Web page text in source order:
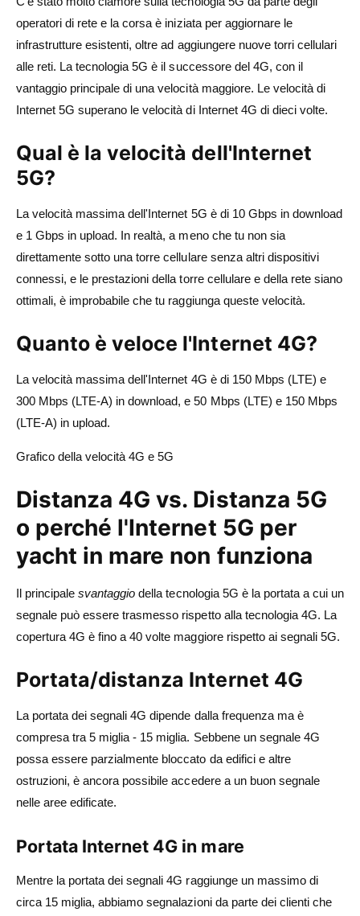
operatori di rete e la corsa è iniziata per aggiornare le
infrastrutture esistenti, oltre ad aggiungere nuove torri cellulari
alle reti. La tecnologia 5G è il successore del 4G, con il
vantaggio principale di una velocità maggiore. Le velocità di
Internet 5G superano le velocità di Internet 4G di dieci volte.
Qual è la velocità dell'Internet
5G?
La velocità massima dell'Internet 5G è di 10 Gbps in download
e 1 Gbps in upload. In realtà, a meno che tu non sia
direttamente sotto una torre cellulare senza altri dispositivi
connessi, e le prestazioni della torre cellulare e della rete siano
ottimali, è improbabile che tu raggiunga queste velocità.
Quanto è veloce l'Internet 4G?
La velocità massima dell'Internet 4G è di 150 Mbps (LTE) e
300 Mbps (LTE-A) in download, e 50 Mbps (LTE) e 150 Mbps
(LTE-A) in upload.
Grafico della velocità 4G e 5G
Distanza 4G vs. Distanza 5G
o perché l'Internet 5G per
yacht in mare non funziona
Il principalesvantaggio della tecnologia 5G è la portata a cui un
segnale può essere trasmesso rispetto alla tecnologia 4G. La
copertura 4G è fino a 40 volte maggiore rispetto ai segnali 5G.
Portata/distanza Internet 4G
La portata dei segnali 4G dipende dalla frequenza ma è
compresa tra 5 miglia - 15 miglia. Sebbene un segnale 4G
possa essere parzialmente bloccato da edifici e altre
ostruzioni, è ancora possibile accedere a un buon segnale
nelle aree edificate.
Portata Internet 4G in mare
Mentre la portata dei segnali 4G raggiunge un massimo di
circa 15 miglia, abbiamo segnalazioni da parte dei clienti che